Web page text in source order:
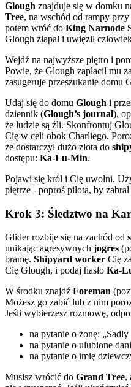
Glough znajduje się w domku
Tree, na wschód od rampy
potem wróć do King Narnode
Glough złapał i uwięził
Wejdź na najwyższe piętro i
Powie, że Glough zapłacił mu
zasugeruje przeszukanie domu
Udaj się do domu Glough i
dziennik (Glough’s journal),
że ludzie są źli. Skonfrontuj
Cię w celi obok Charliego.
że dostarczył dużo złota do
dostępu: Ka-Lu-Min.
Pojawi się król i Cię uwolni.
piętrze - poproś pilota, by
Krok 3: Śledztwo na
Glider rozbije się na zachód od
unikając agresywnych jogres
bramę. Shipyard worker Cię
Cię Glough, i podaj hasło Ka-
W środku znajdź Foreman
Możesz go zabić lub z nim
Jeśli wybierzesz rozmowę,
na pytanie o żonę:
na pytanie o ulubione
na pytanie o imię
Musisz wrócić do Grand Tree,